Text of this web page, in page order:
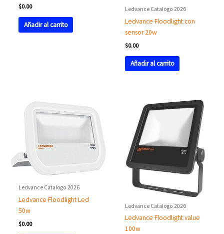
$0.00
Añadir al carrito
Ledvance Catalogo 2026
Ledvance Floodlight con
sensor 20w
$0.00
Añadir al carrito
Ledvance Catalogo 2026
Ledvance Floodlight Led
50w
$0.00
Ledvance Catalogo 2026
Ledvance Floodlight value
100w